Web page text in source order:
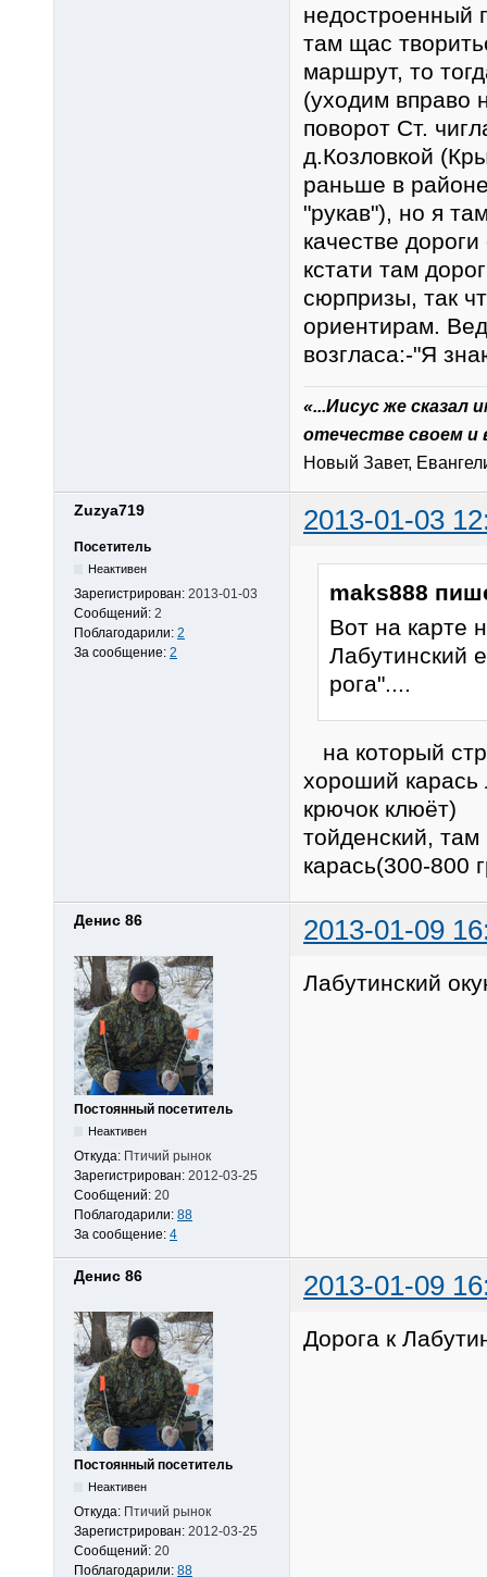
недостроенный
там щас
маршрут, то
(уходим вправо
поворот Ст.
д.Козловкой
раньше в
"рукав"), но я
качестве
кстати там
сюрпризы, так
ориентирам.
возгласа:-"Я
«...Иисус же сказал
отечестве своем и
Новый Завет,
Zuzya719 2013-01-03
Посетитель
Неактивен
Зарегистрирован: 2013-01-03
Сообщений: 2
Поблагодарили: 2
За сообщение: 2
maks888
Вот на карте
Лабутинский
рога"....
на который
хороший карась
крючок клюёт)
тойденский, там
карась(300-800
Денис 86 2013-01-09
Постоянный посетитель
Неактивен
Откуда: Птичий рынок
Зарегистрирован: 2012-03-25
Сообщений: 20
Поблагодарили: 88
За сообщение: 4
Лабутинский
Денис 86 2013-01-09
Постоянный посетитель
Неактивен
Откуда: Птичий рынок
Зарегистрирован: 2012-03-25
Сообщений: 20
Поблагодарили: 88
Дорога к